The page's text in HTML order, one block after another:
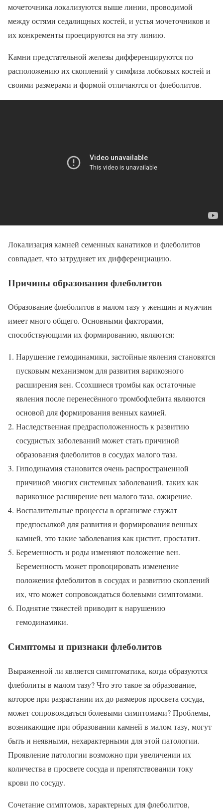
мочеточника локализуются выше линии, проводимой
между остями седалищных костей, и устья мочеточников и
их конкременты проецируются на эту линию.
Камни предстательной железы дифференцируются по
расположению их скоплений у симфиза лобковых костей и
своими размерами и формой отличаются от флеболитов.
Локализация камней семенных канатиков и флеболитов
совпадает, что затрудняет их дифференциацию.
Причины образования флеболитов
Образование флеболитов в малом тазу у женщин и мужчин
имеет много общего. Основными факторами,
способствующими их формированию, являются:
Нарушение гемодинамики, застойные явления становятся
пусковым механизмом для развития варикозного
расширения вен. Ссохшиеся тромбы как остаточные
явления после перенесённого тромбофлебита являются
основой для формирования венных камней.
Наследственная предрасположенность к развитию
сосудистых заболеваний может стать причиной
образования флеболитов в сосудах малого таза.
Гиподинамия становится очень распространенной
причиной многих системных заболеваний, таких как
варикозное расширение вен малого таза, ожирение.
Воспалительные процессы в организме служат
предпосылкой для развития и формирования венных
камней, это такие заболевания как цистит, простатит.
Беременность и роды изменяют положение вен.
Беременность может провоцировать изменение
положения флеболитов в сосудах и развитию скоплений
их, что может сопровождаться болевыми симптомами.
Поднятие тяжестей приводит к нарушению
гемодинамики.
Симптомы и признаки флеболитов
Выраженной ли является симптоматика, когда образуются
флеболиты в малом тазу? Что это такое за образование,
которое при разрастании их до размеров просвета сосуда,
может сопровождаться болевыми симптомами? Проблемы,
возникающие при образовании камней в малом тазу, могут
быть и неявными, нехарактерными для этой патологии.
Проявление патологии возможно при увеличении их
количества в просвете сосуда и препятствовании току
крови по сосуду.
Сочетание симптомов, характерных для флеболитов,